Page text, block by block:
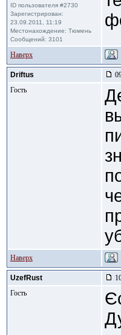
ID пользователя #2730
Зарегистрирован:
23.09.2011, 11:19
Местонахождение: Тюмень
Сообщений: 3101
Наверх
Driftus
Гость
Наверх
UzefRust
Гость